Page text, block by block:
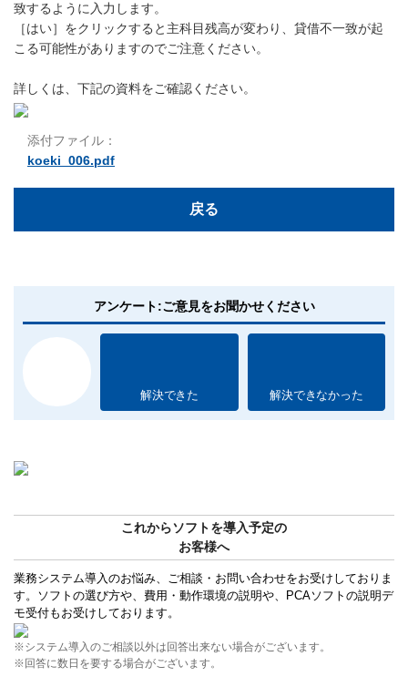
致するように入力します。
［はい］をクリックすると主科目残高が変わり、貸借不一致が起
こる可能性がありますのでご注意ください。
詳しくは、下記の資料をご確認ください。
添付ファイル：
koeki_006.pdf
戻る
アンケート:ご意見をお聞かせください
解決できた 解決できなかった
これからソフトを導入予定の
お客様へ
業務システム導入のお悩み、ご相談・お問い合わせをお受けしておりま
す。ソフトの選び方や、費用・動作環境の説明や、PCAソフトの説明デ
モ受付もお受けしております。
※システム導入のご相談以外は回答出来ない場合がございます。
※回答に数日を要する場合がございます。